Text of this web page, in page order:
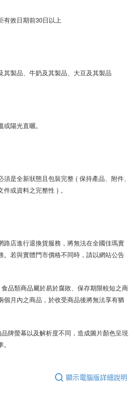
有效日期前30日以上
其製品、牛奶及其製品、大豆及其製品
陽光直曬。
是全新狀態且包裝完整 ( 保持產品、附件、
或資料之完整性 ) 。
路店進行退換貨服務，將無法在全國佳瑪實
。若與實體門市價格不同時，請以網站公告
品類商品屬於易於腐敗、保存期限較短之商
個月內之商品，於收受商品後將無法享有猶
牌螢幕以及解析度不同，造成圖片顏色呈現
顯示電腦版詳細說明